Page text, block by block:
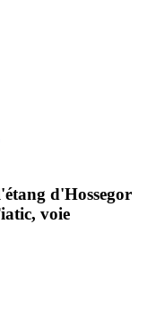
d'Hossegor
voie